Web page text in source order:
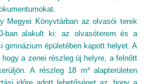
Könyvtárban az olvasói terek
ban alakult ki: az olvasóterem és a
épületében kapott helyet. A
a zenei részleg új helyre, a felnőtt
A részleg 18 m² alapterületen